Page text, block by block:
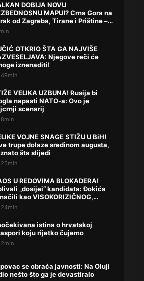
DOBIJA NOVU
MAPU!? Crna Gora na
od Zagreba, Tirane i Prištine –
koji su podigli prašinu
OTKRIO ŠTA GA NAJVIŠE
Njegove reči će
iznenaditi!
49min
VELIKA UZBUNA! Rusija bi
napasti NATO-a: Ovo je
scenarij
8min
VOJNE SNAGE STIŽU U BiH!
trupe dolaze sredinom augusta,
šta slijedi
25min
U REDOVIMA BLOKADERA!
„dosijei“ kandidata: Đokića
kao VISOKORIZIČNOG,
potpuno precrtali
24min
istina o hrvatskoj
koju rijetko čujemo
2min
se obraća javnosti: Na Oluji
nešto što ga je devastiralo